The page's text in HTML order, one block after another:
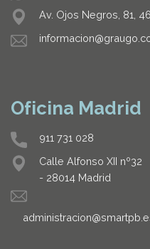
Oficina Madrid
911 731 028
Calle Alfonso XII nº32
- 28014 Madrid
Av. Ojos Negros, 81,